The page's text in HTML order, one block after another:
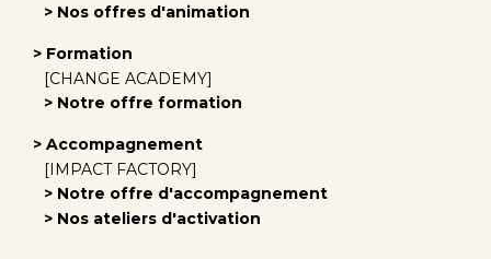
> Nos offres d'animation
> Formation
[CHANGE ACADEMY]
> Notre offre formation
> Accompagnement
[IMPACT FACTORY]
> Notre offre d'accompagnement
> Nos ateliers d'activation